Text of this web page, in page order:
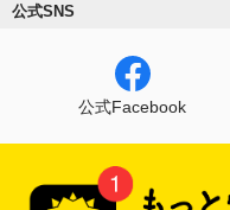
公式SNS
公式Facebook